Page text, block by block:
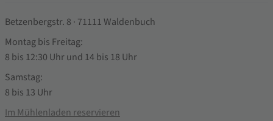
Betzenbergstr. 8 · 71111 Waldenbuch
Montag bis Freitag:
8 bis 12:30 Uhr und 14 bis 18 Uhr
Samstag:
8 bis 13 Uhr
Im Mühlenladen reservieren